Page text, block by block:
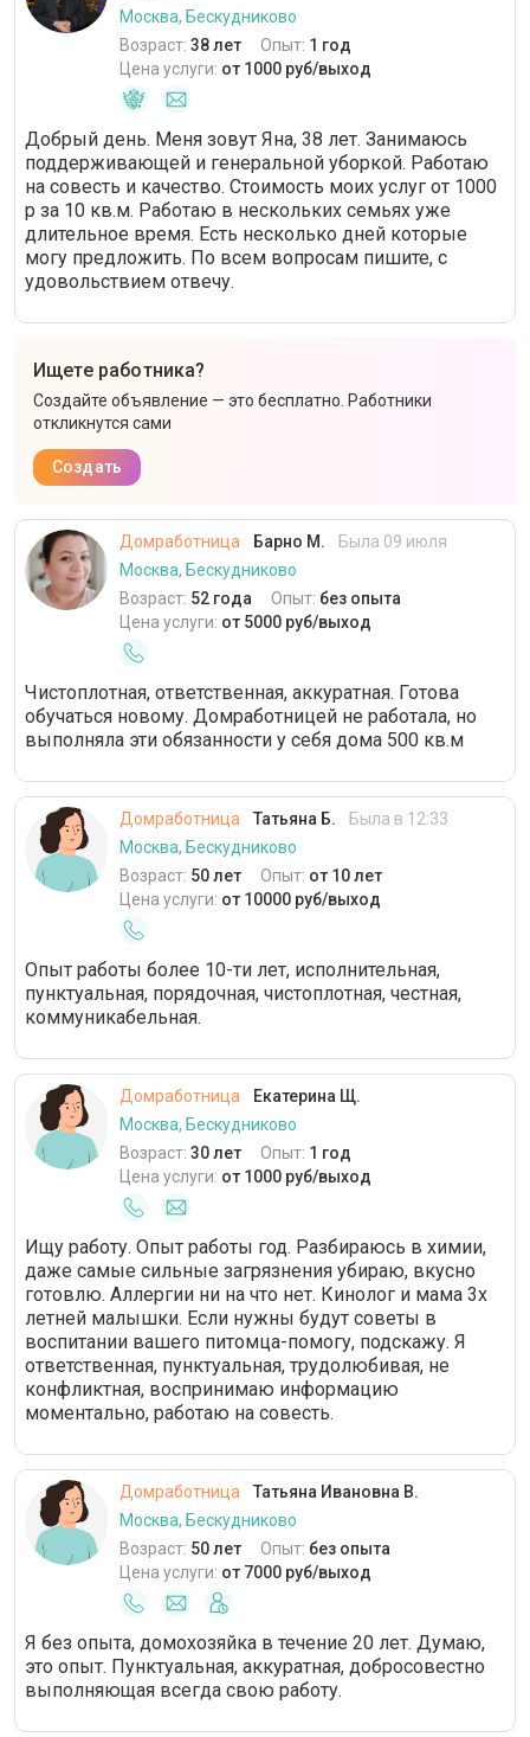
Москва, Бескудниково
Возраст: 38 лет Опыт: 1 год
Цена услуги: от 1000 руб/выход
Добрый день. Меня зовут Яна, 38 лет. Занимаюсь
поддерживающей и генеральной уборкой. Работаю
на совесть и качество. Стоимость моих услуг от 1000
р за 10 кв.м. Работаю в нескольких семьях уже
длительное время. Есть несколько дней которые
могу предложить. По всем вопросам пишите, с
удовольствием отвечу.
Ищете работника?
Создайте объявление — это бесплатно. Работники
откликнутся сами
Создать
Домработница Барно М.
Была 09 июля
Москва, Бескудниково
Возраст: 52 года Опыт: без опыта
Цена услуги: от 5000 руб/выход
Чистоплотная, ответственная, аккуратная. Готова
обучаться новому. Домработницей не работала, но
выполняла эти обязанности у себя дома 500 кв.м
Домработница Татьяна Б.
Была в 12:33
Москва, Бескудниково
Возраст: 50 лет Опыт: от 10 лет
Цена услуги: от 10000 руб/выход
Опыт работы более 10-ти лет, исполнительная,
пунктуальная, порядочная, чистоплотная, честная,
коммуникабельная.
Домработница
Екатерина Щ.
Москва, Бескудниково
Возраст: 30 лет Опыт: 1 год
Цена услуги: от 1000 руб/выход
Ищу работу. Опыт работы год. Разбираюсь в химии,
даже самые сильные загрязнения убираю, вкусно
готовлю. Аллергии ни на что нет. Кинолог и мама 3х
летней малышки. Если нужны будут советы в
воспитании вашего питомца-помогу, подскажу. Я
ответственная, пунктуальная, трудолюбивая, не
конфликтная, воспринимаю информацию
моментально, работаю на совесть.
Домработница
Татьяна Ивановна В.
Москва, Бескудниково
Возраст: 50 лет Опыт: без опыта
Цена услуги: от 7000 руб/выход
Я без опыта, домохозяйка в течение 20 лет. Думаю,
это опыт. Пунктуальная, аккуратная, добросовестно
выполняющая всегда свою работу.